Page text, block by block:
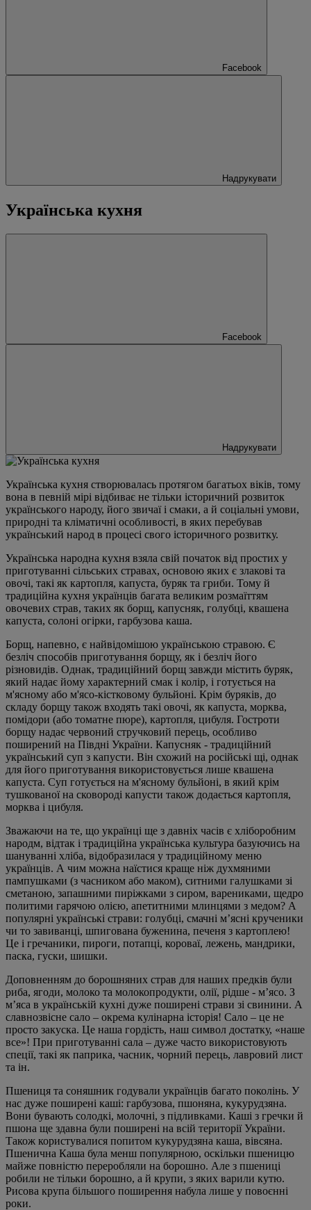
Facebook
Надрукувати
Українська кухня
Facebook
Надрукувати
Українська кухня створювалась протягом багатьох віків, тому
вона в певній мірі відбиває не тільки історичний розвиток
українського народу, його звичаї і смаки, а й соціальні умови,
природні та кліматичні особливості, в яких перебував
український народ в процесі свого історичного розвитку.
Українська народна кухня взяла свій початок від простих у
приготуванні сільських стравах, основою яких є злакові та
овочі, такі як картопля, капуста, буряк та гриби. Тому й
традиційна кухня українців багата великим розмаїттям
овочевих страв, таких як борщ, капусняк, голубці, квашена
капуста, солоні огірки, гарбузова каша.
Борщ, напевно, є найвідомішою українською стравою. Є
безліч способів приготування борщу, як і безліч його
різновидів. Однак, традиційний борщ завжди містить буряк,
який надає йому характерний смак і колір, і готується на
м'ясному або м'ясо-кістковому бульйоні. Крім буряків, до
складу борщу також входять такі овочі, як капуста, морква,
помідори (або томатне пюре), картопля, цибуля. Гостроти
борщу надає червоний стручковий перець, особливо
поширений на Півдні України. Капусняк - традиційний
український суп з капусти. Він схожий на російські щі, однак
для його приготування використовується лише квашена
капуста. Суп готується на м'ясному бульйоні, в який крім
тушкованої на сковороді капусти також додається картопля,
морква і цибуля.
Зважаючи на те, що українці ще з давніх часів є хліборобним
народм, відтак і традиційна українська культура базуючись на
шануванні хліба, відобразилася у традиційному меню
українців. А чим можна наїстися краще ніж духмяними
пампушками (з часником або маком), ситними галушками зі
сметаною, запашними пиріжками з сиром, варениками, щедро
политими гарячою олією, апетитними млинцями з медом? А
популярні українські страви: голубці, смачні м’ясні крученики
чи то завиванці, шпигована буженина, печеня з картоплею!
Це і гречаники, пироги, потапці, короваї, лежень, мандрики,
паска, гуски, шишки.
Доповненням до борошняних страв для наших предків були
риба, ягоди, молоко та молокопродукти, олії, рідше - м’ясо. З
м’яса в українській кухні дуже поширені страви зі свинини. А
славнозвісне сало – окрема кулінарна історія! Сало – це не
просто закуска. Це наша гордість, наш символ достатку, «наше
все»! При приготуванні сала – дуже часто використовують
спеції, такі як паприка, часник, чорний перець, лавровий лист
та ін.
Пшениця та соняшник годували українців багато поколінь. У
нас дуже поширені каші: гарбузова, пшоняна, кукурудзяна.
Вони бувають солодкі, молочні, з підливками. Каші з гречки й
пшона ще здавна були поширені на всій території України.
Також користувалися попитом кукурудзяна каша, вівсяна.
Пшенична Каша була менш популярною, оскільки пшеницю
майже повністю переробляли на борошно. Але з пшениці
робили не тільки борошно, а й крупи, з яких варили кутю.
Рисова крупа більшого поширення набула лише у повоєнні
роки.